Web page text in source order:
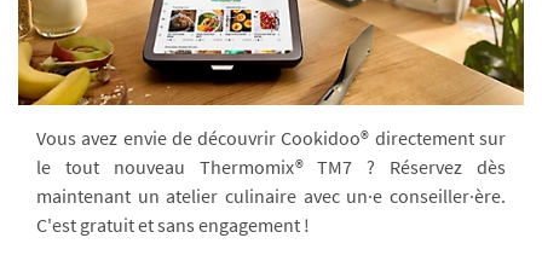
Vous avez envie de découvrir Cookidoo® directement sur
le tout nouveau Thermomix® TM7 ? Réservez dès
maintenant un atelier culinaire avec un·e conseiller·ère.
C'est gratuit et sans engagement !